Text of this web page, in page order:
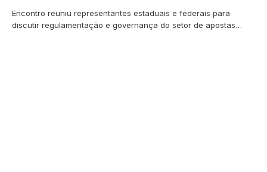
Encontro reuniu representantes estaduais e federais para
discutir regulamentação e governança do setor de apostas…